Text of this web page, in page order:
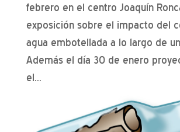
febrero en el centro Joaquín
exposición sobre el impacto del
agua embotellada a lo largo de
Además el día 30 de enero
el...